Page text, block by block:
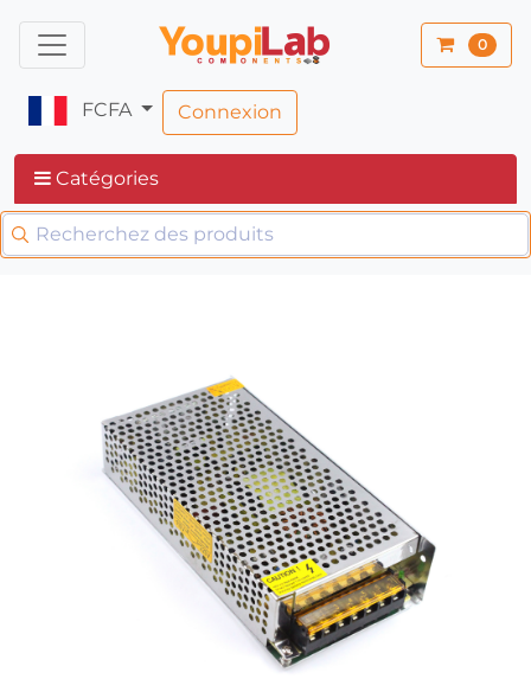
0
FCFA Connexion
Catégories